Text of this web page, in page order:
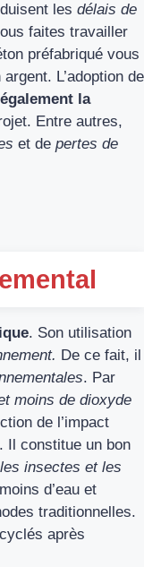
les délais de
faites travailler
préfabriqué vous
L’adoption de
la
Entre autres,
et de pertes de
. Son utilisation
De ce fait, il
. Par
moins de dioxyde
de l’impact
Il constitue un bon
insectes et les
d’eau et
traditionnelles.
après